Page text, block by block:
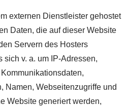
externen Dienstleister gehostet
Daten, die auf dieser Website
Servern des Hosters
v. a. um IP-Adressen,
Namen, Webseitenzugriffe und
Website generiert werden,